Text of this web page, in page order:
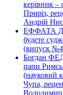
керівник –
Приріз,
Андрій
ЕФФАТА
будете
(випуск
Богдан
папи
(науковий
Чупа,
Володимир